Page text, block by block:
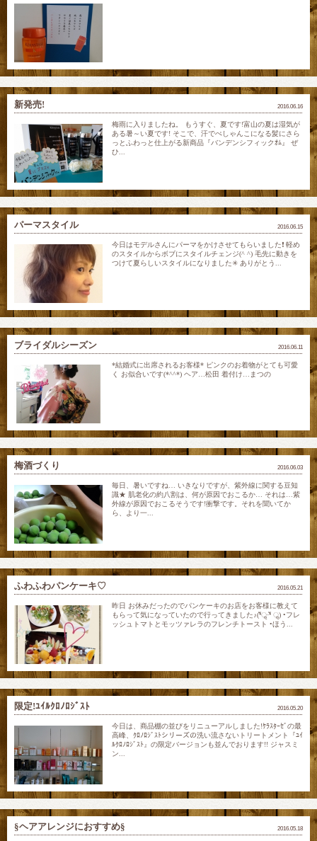
2016.06.16
新発売!
梅雨に入りましたね。 もうすぐ、夏です!富山の夏は湿気が
ある暑～い夏です! そこで、汗でぺしゃんこになる髪にさら
っとふわっと仕上がる新商品『バンデンシフィックｵﾑ』 ぜ
ひ...
2016.06.15
パーマスタイル
今日はモデルさんにパーマをかけさせてもらいました❗️ 軽め
のスタイルからボブにスタイルチェンジ(^ ^) 毛先に動きを
つけて夏らしいスタイルになりました✳︎ ありがとう...
2016.06.11
ブライダルシーズン
*結婚式に出席されるお客様* ピンクのお着物がとても可愛
く お似合いです(*^^*) ヘア…松田 着付け…まつの
2016.06.03
梅酒づくり
毎日、暑いですね… いきなりですが、紫外線に関する豆知
識★ 肌老化の約八割は、何が原因でおこるか… それは…紫
外線が原因でおこるそうです!衝撃です。それを聞いてか
ら、より一...
2016.05.21
ふわふわパンケーキ♡
昨日 お休みだったのでパンケーキのお店をお客様に教えて
もらって気になっていたので行ってきました♪(❛ัॢᵕ❛ั ॢ) •フレ
ッシュトマトとモッツァレラのフレンチトースト •ほう...
2016.05.20
限定!ﾕｲﾙｸﾛﾉﾛｼﾞｽﾄ
今日は、商品棚の並びをリニューアルしました!ｹﾗｽﾀｰｾﾞの最
高峰、ｸﾛﾉﾛｼﾞｽﾄシリーズの洗い流さないトリートメント『ﾕｲ
ﾙｸﾛﾉﾛｼﾞｽﾄ』の限定バージョンも並んでおります!! ジャスミ
ン...
2016.05.18
§ヘアアレンジにおすすめ§